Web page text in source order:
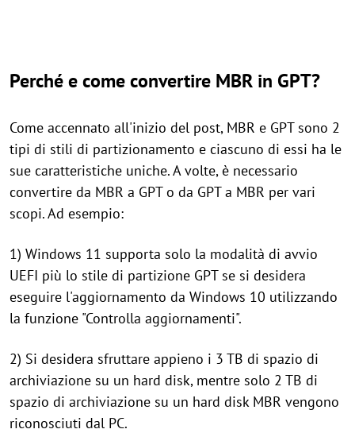
Perché e come convertire MBR in GPT?
Come accennato all'inizio del post, MBR e GPT sono 2
tipi di stili di partizionamento e ciascuno di essi ha le
sue caratteristiche uniche. A volte, è necessario
convertire da MBR a GPT o da GPT a MBR per vari
scopi. Ad esempio:
1) Windows 11 supporta solo la modalità di avvio
UEFI più lo stile di partizione GPT se si desidera
eseguire l'aggiornamento da Windows 10 utilizzando
la funzione "Controlla aggiornamenti".
2) Si desidera sfruttare appieno i 3 TB di spazio di
archiviazione su un hard disk, mentre solo 2 TB di
spazio di archiviazione su un hard disk MBR vengono
riconosciuti dal PC.